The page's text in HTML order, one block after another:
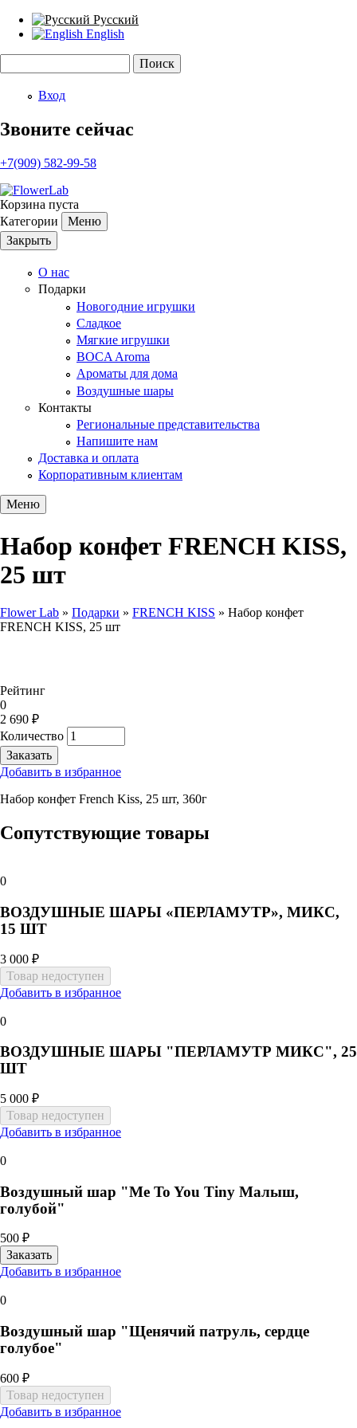
Русский
English
Форма поиска
Вход
Звоните сейчас
+7(909) 582-99-58
Корзина пуста
Категории
Меню
Закрыть
О нас
Подарки
Новогодние игрушки
Сладкое
Мягкие игрушки
BOCA Aroma
Ароматы для дома
Воздушные шары
Контакты
Региональные представительства
Напишите нам
Доставка и оплата
Корпоративным клиентам
Меню
Набор конфет FRENCH KISS,
25 шт
Вы здесь
Flower Lab » Подарки » FRENCH KISS » Набор конфет
FRENCH KISS, 25 шт
Рейтинг
0
2 690 ₽
Количество
Добавить в избранное
Набор конфет French Kiss, 25 шт, 360г
Сопутствующие товары
0
ВОЗДУШНЫЕ ШАРЫ «ПЕРЛАМУТР», МИКС,
15 ШТ
3 000 ₽
Добавить в избранное
0
ВОЗДУШНЫЕ ШАРЫ "ПЕРЛАМУТР МИКС", 25
ШТ
5 000 ₽
Добавить в избранное
0
Воздушный шар "Me To You Tiny Малыш,
голубой"
500 ₽
Добавить в избранное
0
Воздушный шар "Щенячий патруль, сердце
голубое"
600 ₽
Добавить в избранное